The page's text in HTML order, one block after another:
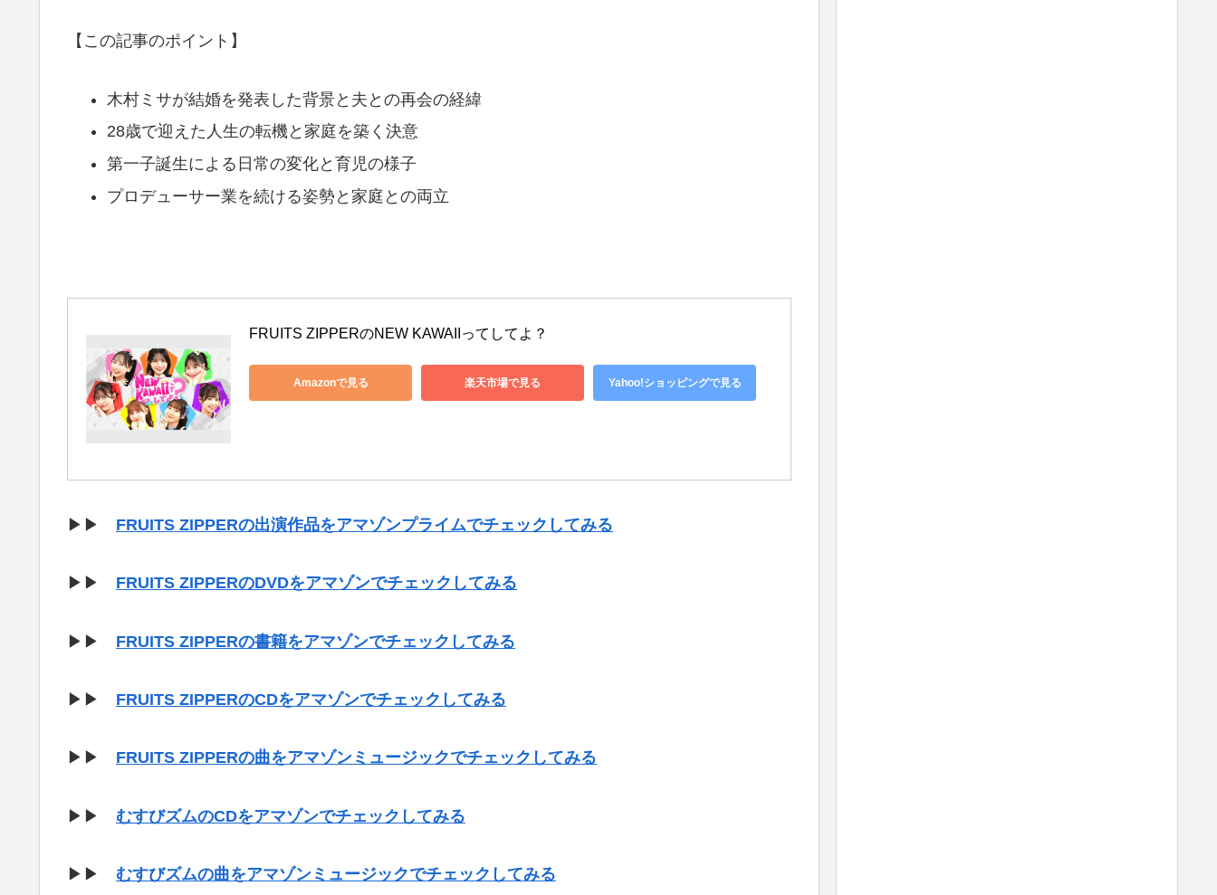
【この記事のポイント】
木村ミサが結婚を発表した背景と夫との再会の経緯
28歳で迎えた人生の転機と家庭を築く決意
第一子誕生による日常の変化と育児の様子
プロデューサー業を続ける姿勢と家庭との両立
FRUITS ZIPPERのNEW KAWAIIってしてよ？
Amazonで見る 楽天市場で見る Yahoo!ショッピングで見る
▶▶ FRUITS ZIPPERの出演作品をアマゾンプライムでチェックしてみる
▶▶ FRUITS ZIPPERのDVDをアマゾンでチェックしてみる
▶▶ FRUITS ZIPPERの書籍をアマゾンでチェックしてみる
▶▶ FRUITS ZIPPERのCDをアマゾンでチェックしてみる
▶▶ FRUITS ZIPPERの曲をアマゾンミュージックでチェックしてみる
▶▶ むすびズムのCDをアマゾンでチェックしてみる
▶▶ むすびズムの曲をアマゾンミュージックでチェックしてみる